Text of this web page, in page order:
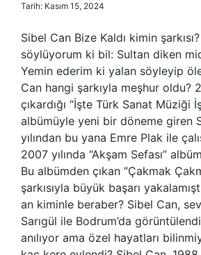
Tarih: Kasım 15, 2024
Sibel Can Bize Kaldı kimin
söylüyorum ki bil: Sultan diken
Yemin ederim ki yalan söyleyip
Can hangi şarkıyla meşhur oldu?
çıkardığı “İşte Türk Sanat Müziği
albümüyle yeni bir döneme giren
yılından bu yana Emre Plak ile
2007 yılında “Akşam Sefası”
Bu albümden çıkan “Çakmak
şarkısıyla büyük başarı
an kiminle beraber? Sibel Can,
Sarıgül ile Bodrum’da
anılıyor ama özel hayatları